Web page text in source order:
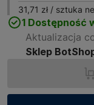
31,71 zł / sztuka
1 Dostępność
Aktualizacja
Sklep